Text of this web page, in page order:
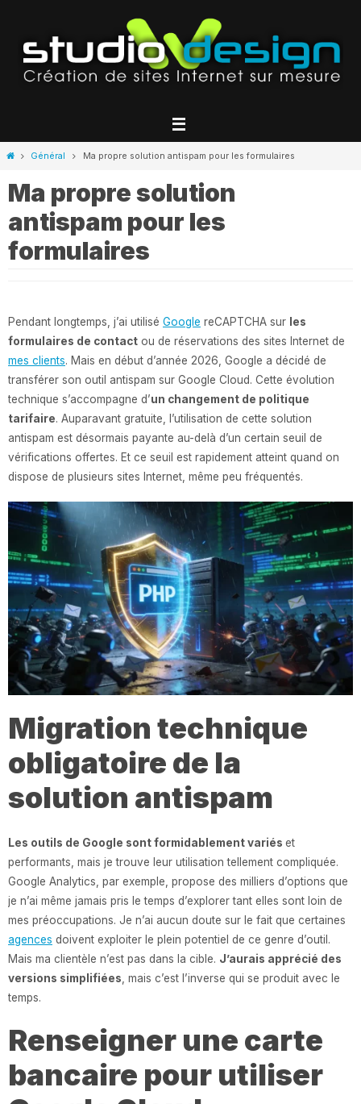
contenu
HomeGénéral Ma propre solution antispam pour les formulaires
Ma propre solution
antispam pour les
formulaires
Pendant longtemps, j’ai utilisé Google reCAPTCHA sur les
formulaires de contact ou de réservations des sites Internet de
mes clients. Mais en début d’année 2026, Google a décidé de
transférer son outil antispam sur Google Cloud. Cette évolution
technique s’accompagne d’un changement de politique
tarifaire. Auparavant gratuite, l’utilisation de cette solution
antispam est désormais payante au-delà d’un certain seuil de
vérifications offertes. Et ce seuil est rapidement atteint quand on
dispose de plusieurs sites Internet, même peu fréquentés.
Migration technique
obligatoire de la
solution antispam
Les outils de Google sont formidablement variés et
performants, mais je trouve leur utilisation tellement compliquée.
Google Analytics, par exemple, propose des milliers d’options que
je n’ai même jamais pris le temps d’explorer tant elles sont loin de
mes préoccupations. Je n’ai aucun doute sur le fait que certaines
agences doivent exploiter le plein potentiel de ce genre d’outil.
Mais ma clientèle n’est pas dans la cible. J’aurais apprécié des
versions simplifiées , mais c’est l’inverse qui se produit avec le
temps.
Renseigner une carte
bancaire pour utiliser